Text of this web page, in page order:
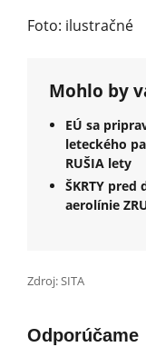
Foto: ilustračné
Mohlo by
EÚ sa
leteckého
RUŠIA lety
ŠKRTY
aerolínie
Zdroj: SITA
Odporúčame